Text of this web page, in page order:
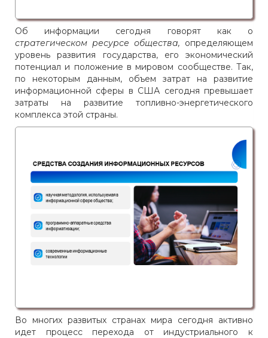
Об информации сегодня говорят как о
стратегическом ресурсе общества, определяющем
уровень развития государства, его экономический
потенциал и положение в мировом сообществе. Так,
по некоторым данным, объем затрат на развитие
информационной сферы в США сегодня превышает
затраты на развитие топливно-энергетического
комплекса этой страны.
Во многих развитых странах мира сегодня активно
идет процесс перехода от индустриального к